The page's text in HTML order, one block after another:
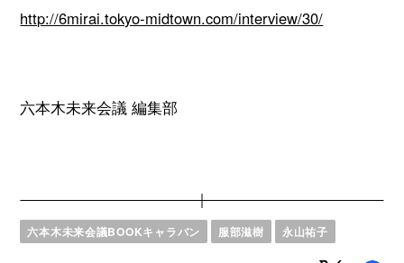
http://6mirai.tokyo-midtown.com/interview/30/
六本木未来会議 編集部
六本木未来会議BOOKキャラバン 服部滋樹 永山祐子